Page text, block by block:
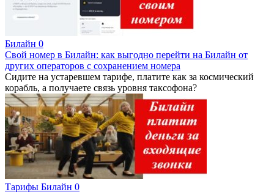
Билайн 0
Свой номер в Билайн: как выгодно перейти на Билайн от
других операторов с сохранением номера
Сидите на устаревшем тарифе, платите как за космический
корабль, а получаете связь уровня таксофона?
Тарифы Билайн 0